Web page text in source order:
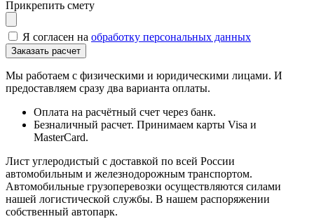
Прикрепить смету
Я согласен на обработку персональных данных
Мы работаем с физическими и юридическими лицами. И
предоставляем сразу два варианта оплаты.
Оплата на расчётный счет через банк.
Безналичный расчет. Принимаем карты Visa и
MasterCard.
Лист углеродистый с доставкой по всей России
автомобильным и железнодорожным транспортом.
Автомобильные грузоперевозки осуществляются силами
нашей логистической службы. В нашем распоряжении
собственный автопарк.